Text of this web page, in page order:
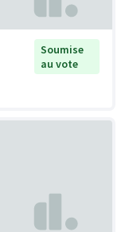
Soumise
au vote